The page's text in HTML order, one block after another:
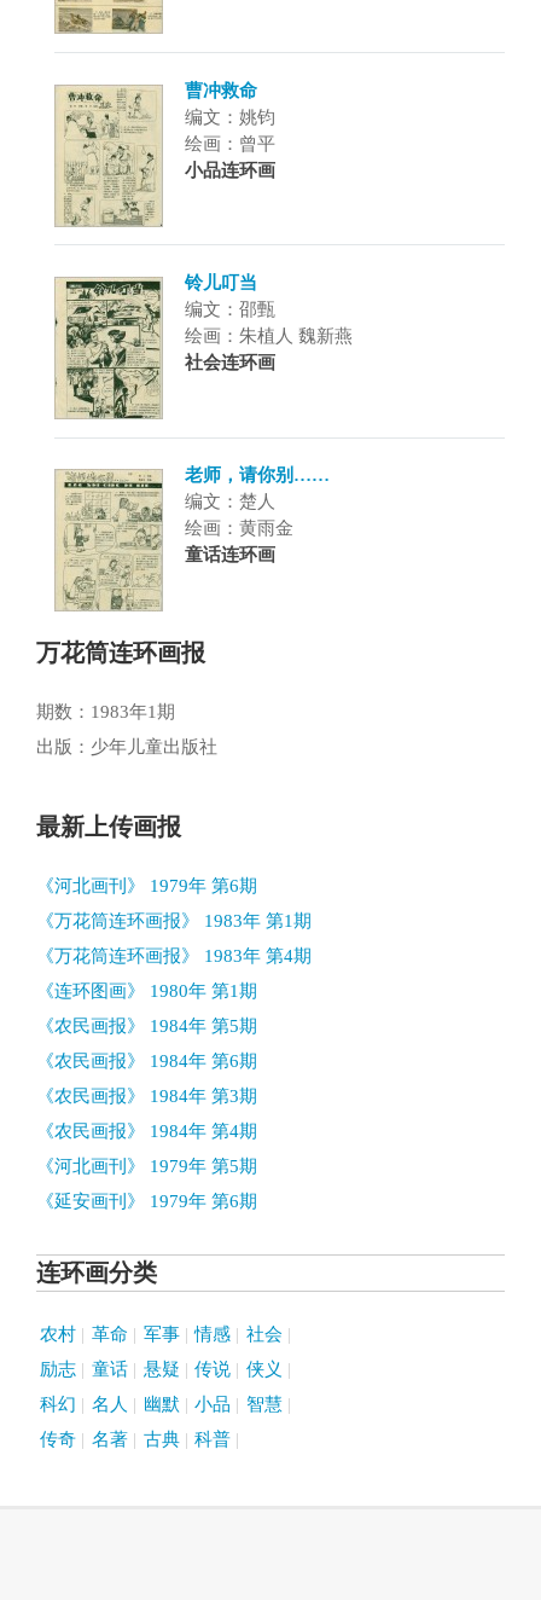
曹冲救命
编文：姚钧
绘画：曾平
小品连环画
铃儿叮当
编文：邵甄
绘画：朱植人 魏新燕
社会连环画
老师，请你别……
编文：楚人
绘画：黄雨金
童话连环画
万花筒连环画报
期数：1983年1期
出版：少年儿童出版社
最新上传画报
《河北画刊》 1979年 第6期
《万花筒连环画报》 1983年 第1期
《万花筒连环画报》 1983年 第4期
《连环图画》 1980年 第1期
《农民画报》 1984年 第5期
《农民画报》 1984年 第6期
《农民画报》 1984年 第3期
《农民画报》 1984年 第4期
《河北画刊》 1979年 第5期
《延安画刊》 1979年 第6期
连环画分类
农村 革命 军事 情感
社会
励志
童话 悬疑 传说
侠义
科幻
名人 幽默 小品
智慧
传奇
名著 古典 科普